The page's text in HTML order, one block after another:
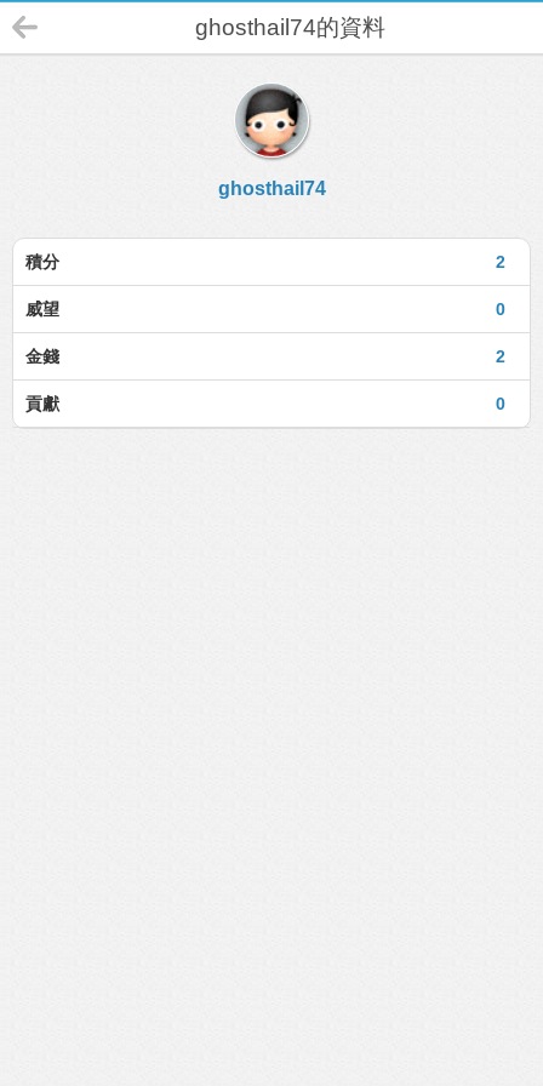
ghosthail74的資料
ghosthail74
2
積分
0
威望
2
金錢
0
貢獻